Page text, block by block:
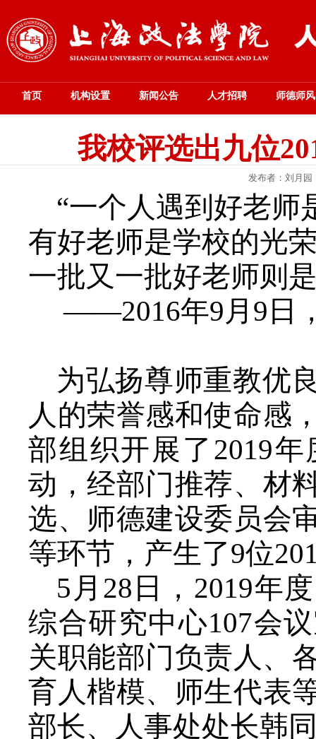
首页 机构设置 新闻公告 人才招聘 师德师风
我校评选出九位
发布者：刘月
“一个人遇到好老师
有好老师是学校的光
一批又一批好老师则
——2016年9月 9 日
为弘扬尊师重教优
人的荣誉感和使命感
部组织开展了 2019年
动，经部门推荐、材
选、师德建设委员会
等环节，产生了9位
5 月 28 日， 2019年
综合研究中心107会
关职能部门负责人、
育人楷模、师生代表
部长、人事处处长韩